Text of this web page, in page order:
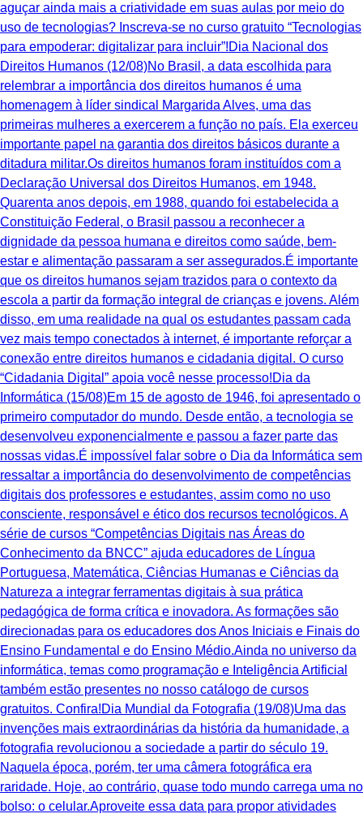
aguçar ainda mais a criatividade em suas aulas por meio do
uso de tecnologias? Inscreva-se no curso gratuito “Tecnologias
para empoderar: digitalizar para incluir”!Dia Nacional dos
Direitos Humanos (12/08)No Brasil, a data escolhida para
relembrar a importância dos direitos humanos é uma
homenagem à líder sindical Margarida Alves, uma das
primeiras mulheres a exercerem a função no país. Ela exerceu
importante papel na garantia dos direitos básicos durante a
ditadura militar.Os direitos humanos foram instituídos com a
Declaração Universal dos Direitos Humanos, em 1948.
Quarenta anos depois, em 1988, quando foi estabelecida a
Constituição Federal, o Brasil passou a reconhecer a
dignidade da pessoa humana e direitos como saúde, bem-
estar e alimentação passaram a ser assegurados.É importante
que os direitos humanos sejam trazidos para o contexto da
escola a partir da formação integral de crianças e jovens. Além
disso, em uma realidade na qual os estudantes passam cada
vez mais tempo conectados à internet, é importante reforçar a
conexão entre direitos humanos e cidadania digital. O curso
“Cidadania Digital” apoia você nesse processo!Dia da
Informática (15/08)Em 15 de agosto de 1946, foi apresentado o
primeiro computador do mundo. Desde então, a tecnologia se
desenvolveu exponencialmente e passou a fazer parte das
nossas vidas.É impossível falar sobre o Dia da Informática sem
ressaltar a importância do desenvolvimento de competências
digitais dos professores e estudantes, assim como no uso
consciente, responsável e ético dos recursos tecnológicos. A
série de cursos “Competências Digitais nas Áreas do
Conhecimento da BNCC” ajuda educadores de Língua
Portuguesa, Matemática, Ciências Humanas e Ciências da
Natureza a integrar ferramentas digitais à sua prática
pedagógica de forma crítica e inovadora. As formações são
direcionadas para os educadores dos Anos Iniciais e Finais do
Ensino Fundamental e do Ensino Médio.Ainda no universo da
informática, temas como programação e Inteligência Artificial
também estão presentes no nosso catálogo de cursos
gratuitos. Confira!Dia Mundial da Fotografia (19/08)Uma das
invenções mais extraordinárias da história da humanidade, a
fotografia revolucionou a sociedade a partir do século 19.
Naquela época, porém, ter uma câmera fotográfica era
raridade. Hoje, ao contrário, quase todo mundo carrega uma no
bolso: o celular.Aproveite essa data para propor atividades